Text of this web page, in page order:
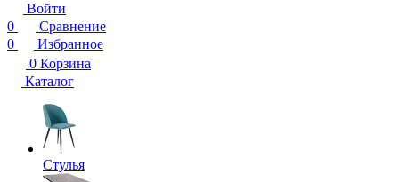
Войти
0
Сравнение
0
Избранное
0 Корзина
Каталог
Стулья